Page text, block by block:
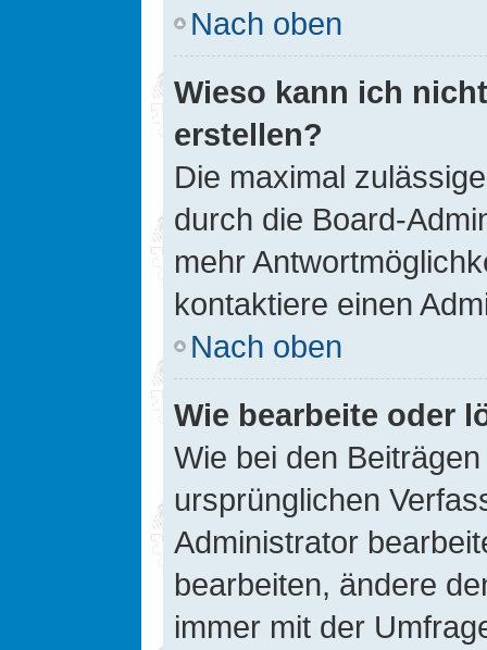
Nach oben
Wieso kann ich
erstellen?
Die maximal
durch die Board-
mehr
kontaktiere einen
Nach oben
Wie bearbeite oder
Wie bei den
ursprünglichen
Administrator
bearbeiten, ändere
immer mit der